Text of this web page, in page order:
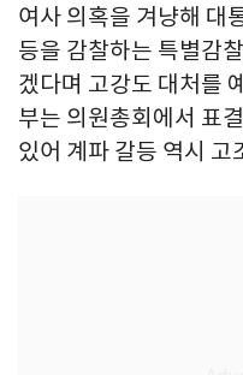
여사 의혹을 겨냥해 대
등을 감찰하는 특별감
겠다며 고강도 대처를
부는 의원총회에서 표
있어 계파 갈등 역시 고